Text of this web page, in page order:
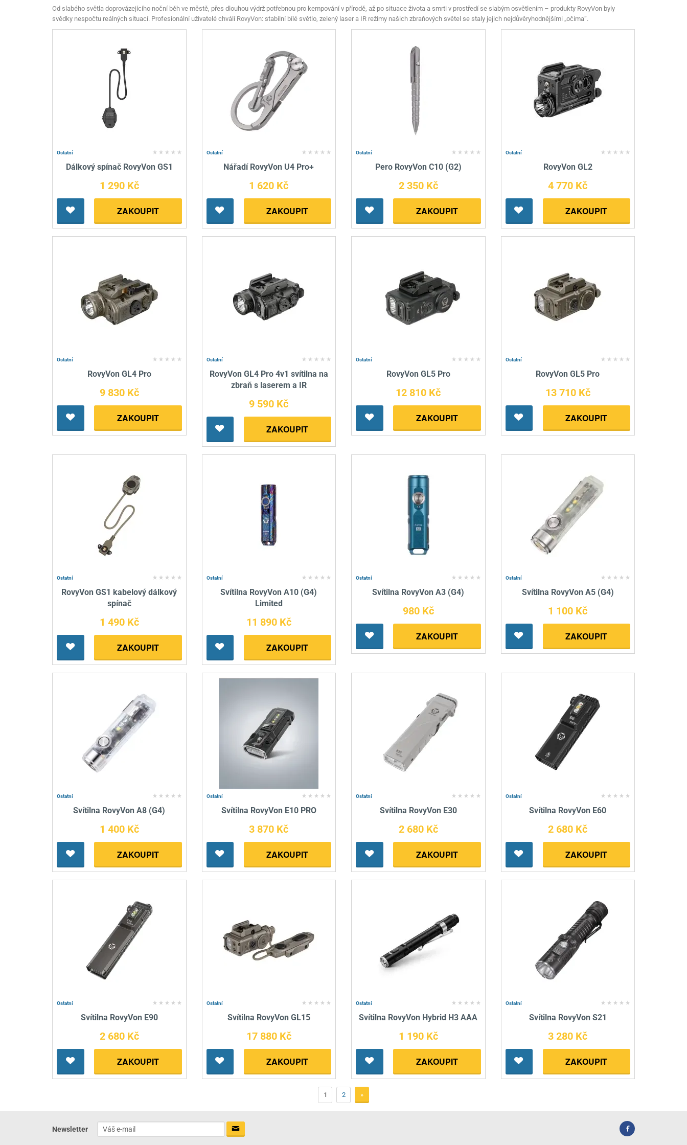
Zásobníky
Příslušenství pro zbraně na ZP
Zavírací nože
Kuchyňské nože
Mačety a sekery
Praky
Obranné prostředky
Pro lištu weaver a picatinny
Adaptéry
Náboje na ZP Pistolové a revolverové náboje
Puškové náboje
Ochranné prostředky
Rowan Engineering
Pro perkusní zbraně
Ostatní Svítilny
Od slabého světla doprovázejícího noční běh ve městě, přes dlouhou výdrž potřebnou pro kempování v přírodě, až po situace života a smrti v prostředí se slabým osvětlením – produkty RovyVon byly
svědky nespočtu reálných situací. Profesionální uživatelé chválí RovyVon: stabilní bílé světlo, zelený laser a IR režimy našich zbraňových světel se staly jejich nejdůvěryhodnějšími „očima“.
Ostatní
Dálkový spínač RovyVon GS1
1 290 Kč
ZAKOUPIT
Ostatní
Nářadí RovyVon U4 Pro+
1 620 Kč
ZAKOUPIT
Ostatní
Pero RovyVon C10 (G2)
2 350 Kč
ZAKOUPIT
Ostatní
RovyVon GL2
4 770 Kč
ZAKOUPIT
Ostatní
RovyVon GL4 Pro
9 830 Kč
ZAKOUPIT
Ostatní
RovyVon GL4 Pro 4v1 svítilna na
zbraň s laserem a IR
9 590 Kč
ZAKOUPIT
Ostatní
RovyVon GL5 Pro
12 810 Kč
ZAKOUPIT
Ostatní
RovyVon GL5 Pro
13 710 Kč
ZAKOUPIT
Ostatní
RovyVon GS1 kabelový dálkový
spínač
1 490 Kč
ZAKOUPIT
Ostatní
Svítilna RovyVon A10 (G4)
Limited
11 890 Kč
ZAKOUPIT
Ostatní
Svítilna RovyVon A3 (G4)
980 Kč
ZAKOUPIT
Ostatní
Svítilna RovyVon A5 (G4)
1 100 Kč
ZAKOUPIT
Ostatní
Svítilna RovyVon A8 (G4)
1 400 Kč
ZAKOUPIT
Ostatní
Svítilna RovyVon E10 PRO
3 870 Kč
ZAKOUPIT
Ostatní
Svítilna RovyVon E30
2 680 Kč
ZAKOUPIT
Ostatní
Svítilna RovyVon E60
2 680 Kč
ZAKOUPIT
Ostatní
Svítilna RovyVon E90
2 680 Kč
ZAKOUPIT
Ostatní
Svítilna RovyVon GL15
17 880 Kč
ZAKOUPIT
Ostatní
Svítilna RovyVon Hybrid H3 AAA
1 190 Kč
ZAKOUPIT
Ostatní
Svítilna RovyVon S21
3 280 Kč
ZAKOUPIT
1 2 »
Newsletter